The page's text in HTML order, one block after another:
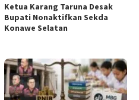
Ketua ‎Karang Taruna Desak
Bupati Nonaktifkan Sekda
Konawe Selatan